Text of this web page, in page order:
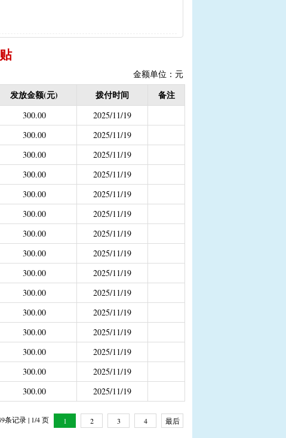
年至2020年按季度公开））
金
中等职业学校学生免学费补助
扶持资金
，已移至民政局）
项补助
年4月之前社保局公开的数据）
金额单位：元
发放金额(元) 拨付时间 备注
300.00
2025/11/19
300.00
2025/11/19
300.00
2025/11/19
300.00
2025/11/19
300.00
2025/11/19
300.00
2025/11/19
300.00
2025/11/19
300.00
2025/11/19
300.00
2025/11/19
300.00
2025/11/19
300.00
2025/11/19
300.00
2025/11/19
300.00
2025/11/19
300.00
2025/11/19
300.00 2025/11/19
条记录 | 1/4 页 1 2 3 4
最后